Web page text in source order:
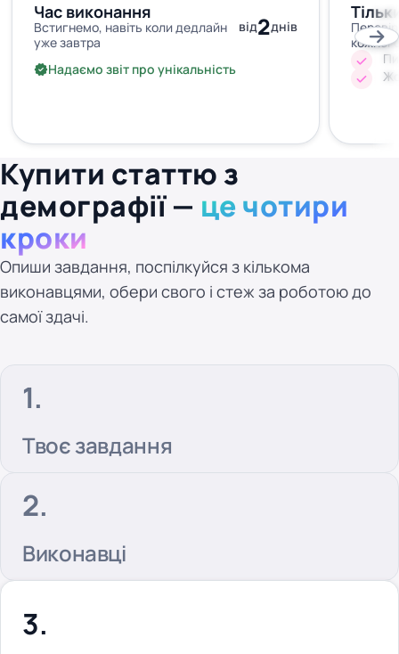
Час виконання
Встигнемо, навіть коли дедлайн
уже завтра
від2днів
Надаємо звіт про унікальність
Купити статтю з
демографії — це чотири
кроки
Опиши завдання, поспілкуйся з кількома
виконавцями, обери свого і стеж за роботою до
самої здачі.
Твоє завдання
Виконавці